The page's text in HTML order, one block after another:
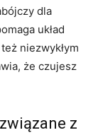
dla
układ
niezwykłym
że czujesz
z